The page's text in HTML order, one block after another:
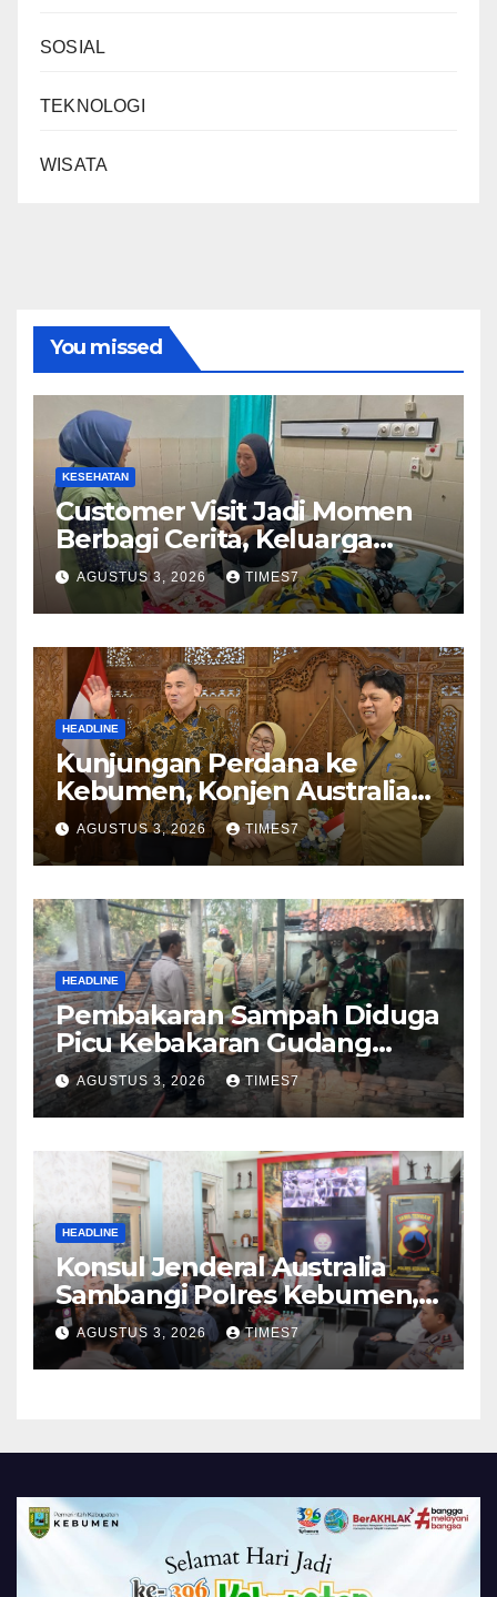
SOSIAL
TEKNOLOGI
WISATA
You missed
KESEHATAN
Customer Visit Jadi Momen
Berbagi Cerita, Keluarga
Nurhayati Rasakan Manfaat
NyataProgram JKN
AGUSTUS 3, 2026 TIMES7
HEADLINE
Kunjungan Perdana ke
Kebumen, Konjen Australia
Jajaki Kerja Sama Pariwisata
hingga Pendidikan
AGUSTUS 3, 2026 TIMES7
HEADLINE
Pembakaran Sampah Diduga
Picu Kebakaran Gudang
Furniture di Kebumen
AGUSTUS 3, 2026 TIMES7
HEADLINE
Konsul Jenderal Australia
Sambangi Polres Kebumen,
Pererat Silaturahmi
AGUSTUS 3, 2026 TIMES7